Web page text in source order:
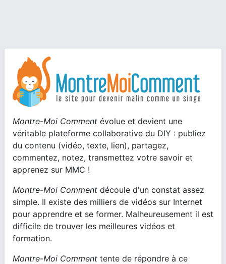
Montre-Moi Comment évolue et devient une
véritable plateforme collaborative du DIY : publiez
du contenu (vidéo, texte, lien), partagez,
commentez, notez, transmettez votre savoir et
apprenez sur MMC !
Montre-Moi Comment découle d'un constat assez
simple. Il existe des milliers de vidéos sur Internet
pour apprendre et se former. Malheureusement il est
difficile de trouver les meilleures vidéos et
formation.
Montre-Moi Comment tente de répondre à ce